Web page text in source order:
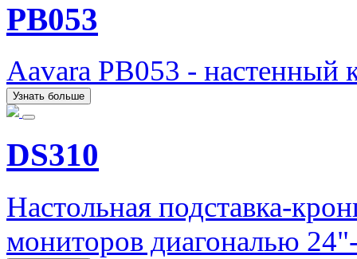
PB053
Aavara PB053 - настенный
Узнать больше
DS310
Настольная подставка-
мониторов диагональю